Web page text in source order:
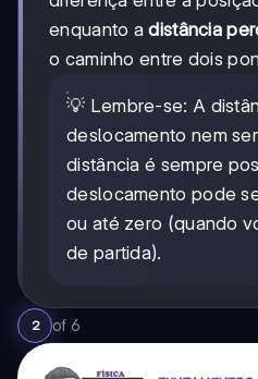
enquanto adistância
o caminho entre dois
💡 Lembre-se: A
deslocamento nem
distância é sempre
deslocamento pode
ou até zero (quando
de partida).
2 of 6